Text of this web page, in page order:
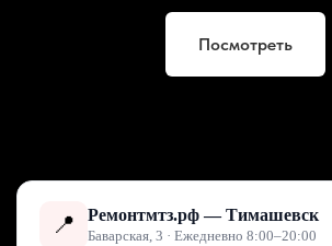
Посмотреть
📍 Ремонтмтз.рф — Тимашевск
Баварская, 3 · Ежедневно 8:00–20:00